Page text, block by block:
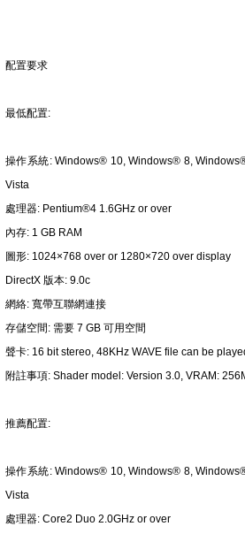
配置要求
最低配置:
操作系統: Windows® 10, Windows® 8,
Vista
處理器: Pentium®4 1.6GHz or over
內存: 1 GB RAM
圖形: 1024×768 over or 1280×720 over display
DirectX 版本: 9.0c
網絡: 寬帶互聯網連接
存儲空間: 需要 7 GB 可用空間
聲卡: 16 bit stereo, 48KHz WAVE file can be
附註事項: Shader model: Version 3.0, VRAM:
推薦配置:
操作系統: Windows® 10, Windows® 8,
Vista
處理器: Core2 Duo 2.0GHz or over